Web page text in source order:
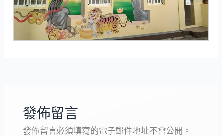
發佈留言
發佈留言必須填寫的電子郵件地址不會公開。